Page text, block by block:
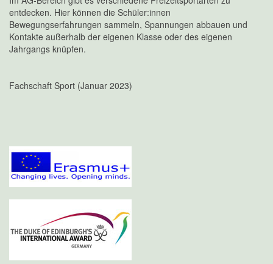
entdecken. Hier können die Schüler:innen
Bewegungserfahrungen sammeln, Spannungen abbauen und
Kontakte außerhalb der eigenen Klasse oder des eigenen
Jahrgangs knüpfen.
Fachschaft Sport (Januar 2023)